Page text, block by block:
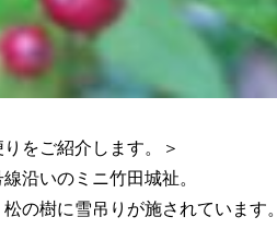
をご紹介します。＞
沿いのミニ竹田城祉。
の樹に雪吊りが施されています。